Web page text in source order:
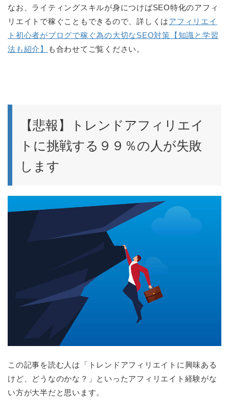
なお、ライティングスキルが身につけばSEO特化のアフィ
リエイトで稼ぐこともできるので、詳しくはアフィリエイ
ト初心者がブログで稼ぐ為の大切なSEO対策【知識と学習
法も紹介】
も合わせてご覧ください。
【悲報】トレンドアフィリエイ
トに挑戦する９９％の人が失敗
します
この記事を読む人は「トレンドアフィリエイトに興味ある
けど、どうなのかな？」といったアフィリエイト経験がな
い方が大半だと思います。